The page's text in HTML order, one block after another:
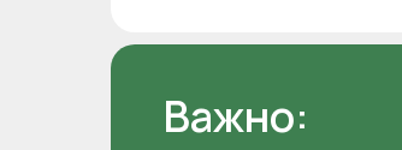
Важно: